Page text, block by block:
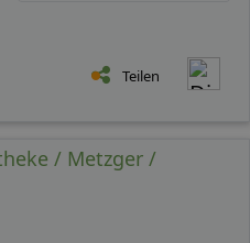
Teilen
/ Metzger /